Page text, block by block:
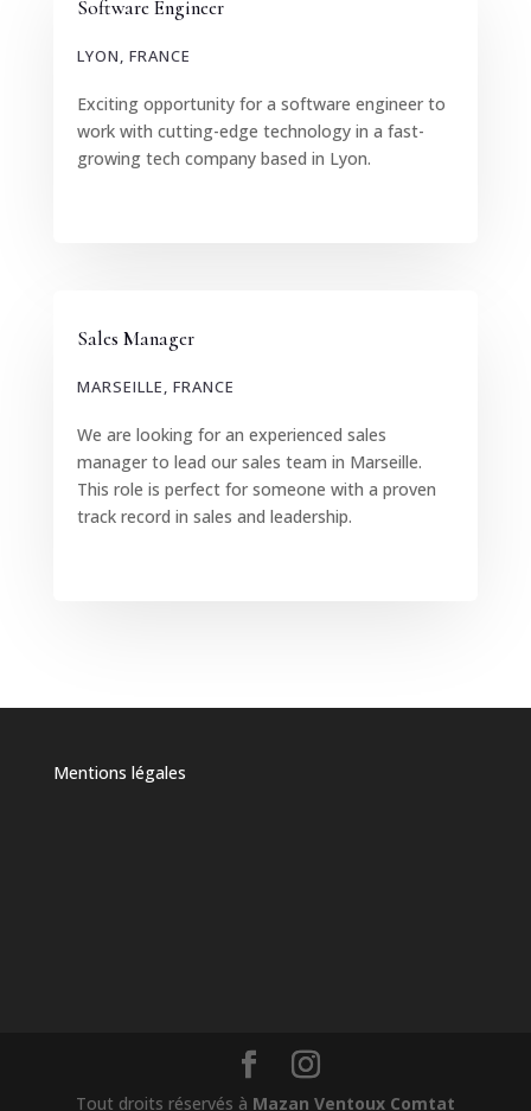
Software Engineer
LYON, FRANCE
Exciting opportunity for a software engineer to
work with cutting-edge technology in a fast-
growing tech company based in Lyon.
Sales Manager
MARSEILLE, FRANCE
We are looking for an experienced sales
manager to lead our sales team in Marseille.
This role is perfect for someone with a proven
track record in sales and leadership.
Mentions légales
Tout droits réservés à Mazan Ventoux Comtat